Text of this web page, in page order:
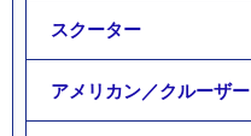
スクーター
アメリカン／クルーザー